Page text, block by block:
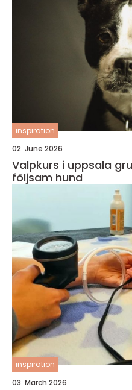
inspiration
02. June 2026
Valpkurs i uppsala grunden för en trygg och
följsam hund
inspiration
03. March 2026